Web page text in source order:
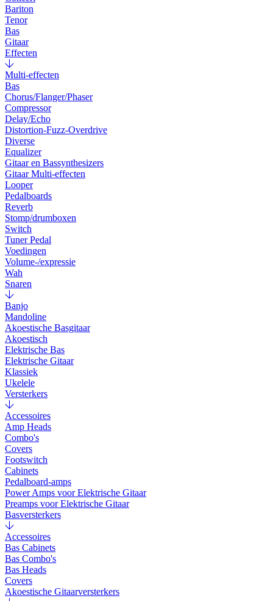
Bariton
Tenor
Bas
Gitaar
Effecten
Multi-effecten
Bas
Chorus/Flanger/Phaser
Compressor
Delay/Echo
Distortion-Fuzz-Overdrive
Diverse
Equalizer
Gitaar en Bassynthesizers
Gitaar Multi-effecten
Looper
Pedalboards
Reverb
Stomp/drumboxen
Switch
Tuner Pedal
Voedingen
Volume-/expressie
Wah
Snaren
Banjo
Mandoline
Akoestische Basgitaar
Akoestisch
Elektrische Bas
Elektrische Gitaar
Klassiek
Ukelele
Versterkers
Accessoires
Amp Heads
Combo's
Covers
Footswitch
Cabinets
Pedalboard-amps
Power Amps voor Elektrische Gitaar
Preamps voor Elektrische Gitaar
Basversterkers
Accessoires
Bas Cabinets
Bas Combo's
Bas Heads
Covers
Akoestische Gitaarversterkers